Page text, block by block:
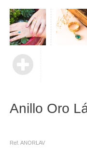
Anillo Oro
Ref. ANORLAV